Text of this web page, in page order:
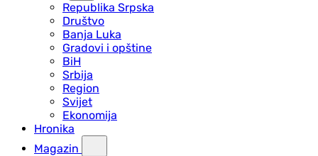
Republika Srpska
Društvo
Banja Luka
Gradovi i opštine
BiH
Srbija
Region
Svijet
Ekonomija
Hronika
Magazin